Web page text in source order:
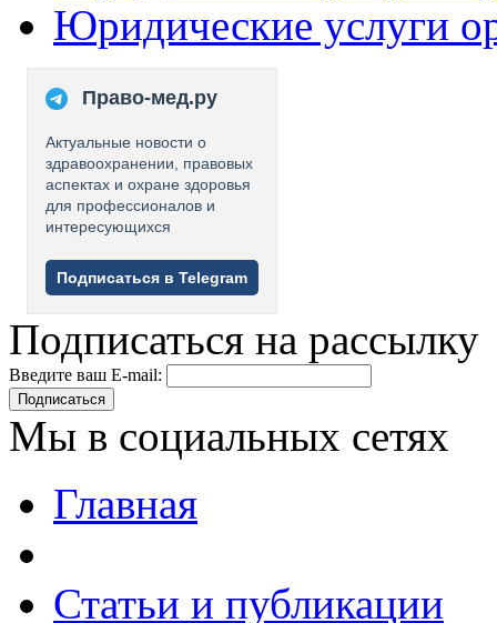
Юридические услуги
Право-мед.ру
Актуальные новости о
здравоохранении, правовых
аспектах и охране здоровья
для профессионалов и
интересующихся
Подписаться в Telegram
Подписаться на рассылку
Введите ваш E-mail:
Подписаться
Мы в социальных сетях
Главная
Статьи и публикации